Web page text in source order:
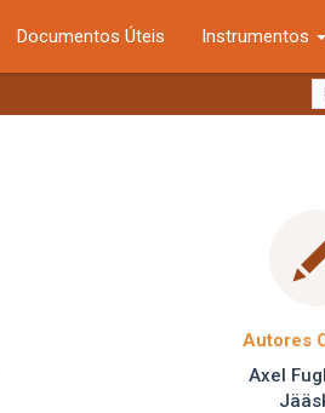
Documentos Úteis Instrumentos
Autores
Axel